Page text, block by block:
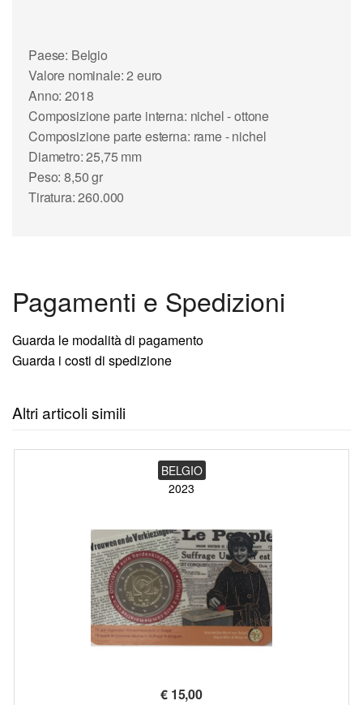
Paese: Belgio
Valore nominale: 2 euro
Anno: 2018
Composizione parte interna: nichel - ottone
Composizione parte esterna: rame - nichel
Diametro: 25,75 mm
Peso: 8,50 gr
Tiratura: 260.000
Pagamenti e Spedizioni
Guarda le modalità di pagamento
Guarda i costi di spedizione
Altri articoli simili
BELGIO
2023
€ 15,00